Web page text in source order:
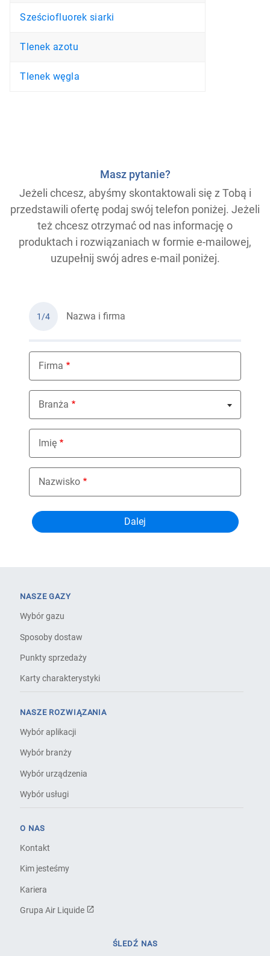
Sześciofluorek siarki
Tlenek azotu
Tlenek węgla
Masz pytanie?
Jeżeli chcesz, abyśmy skontaktowali się z Tobą i
przedstawili ofertę podaj swój telefon poniżej. Jeżeli
też chcesz otrzymać od nas informację o
produktach i rozwiązaniach w formie e-mailowej,
uzupełnij swój adres e-mail poniżej.
1/4 Nazwa i firma
Firma
Branża
Nothing selected
Imię
Nazwisko
NASZE GAZY
Wybór gazu
Sposoby dostaw
Punkty sprzedaży
Karty charakterystyki
NASZE ROZWIĄZANIA
Wybór aplikacji
Wybór branży
Wybór urządzenia
Wybór usługi
O NAS
Kontakt
Kim jesteśmy
Kariera
Grupa Air Liquide
ŚLEDŹ NAS